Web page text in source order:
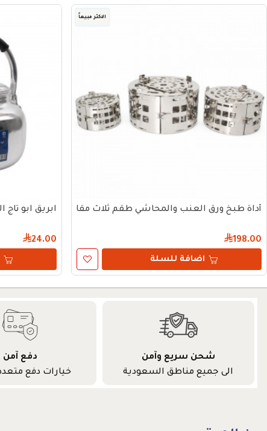
الاكثر مبيعاً
أداة طبخ ورق العنب والمحاشي طقم ثلاث مقاسات
198.00
اضافة للسلة
ابريق ابو تاج
24.00
شحن سريع وآمن
الى جميع مناطق السعودية
دفع آمن
خيارات دفع